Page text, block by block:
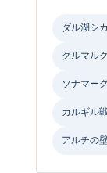
ダル湖シ
グルマル
ソナマー
カルギル
アルチの